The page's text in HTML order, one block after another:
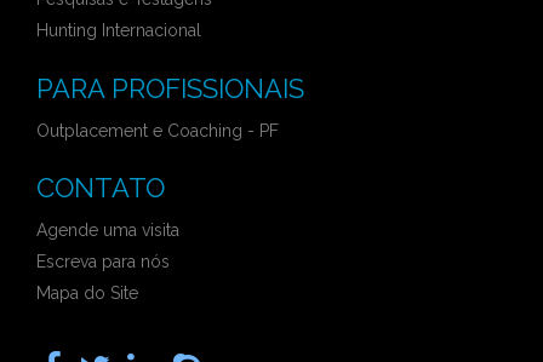
Hunting Internacional
PARA PROFISSIONAIS
Outplacement e Coaching - PF
CONTATO
Agende uma visita
Escreva para nós
Mapa do Site